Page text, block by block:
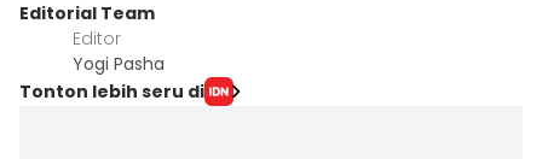
Editorial Team
Editor
Yogi Pasha
Tonton lebih seru di